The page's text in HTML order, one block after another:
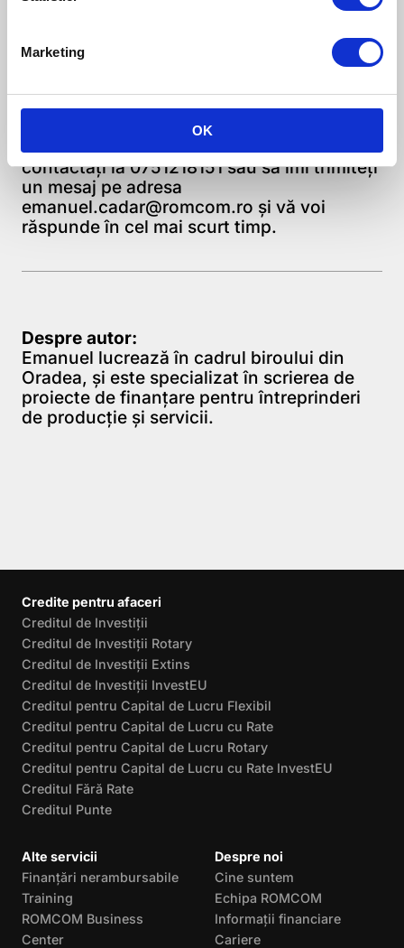
Marketing
OK
estimat al proiectului. Acesta îl puteți
punctaj din ghidul solicitantului (varianta
finală) sau vă putem ajuta noi și împreună
punctaj.
Pentru a programa o întâlnire, vă rog să mă
contactați la 0751218151 sau să îmi trimiteți
un mesaj pe adresa
emanuel.cadar@romcom.ro și vă voi
răspunde în cel mai scurt timp.
Despre autor:
Emanuel lucrează în cadrul biroului din
Oradea, şi este specializat în scrierea de
proiecte de finanţare pentru întreprinderi
de producţie şi servicii.
Credite pentru afaceri
Creditul de Investiții
Creditul de Investiții Rotary
Creditul de Investiții Extins
Creditul de Investiții InvestEU
Creditul pentru Capital de Lucru Flexibil
Creditul pentru Capital de Lucru cu Rate
Creditul pentru Capital de Lucru Rotary
Creditul pentru Capital de Lucru cu Rate InvestEU
Creditul Fără Rate
Creditul Punte
Alte servicii
Finanțări nerambursabile
Training
ROMCOM Business
Center
Despre noi
Cine suntem
Echipa ROMCOM
Informații financiare
Cariere